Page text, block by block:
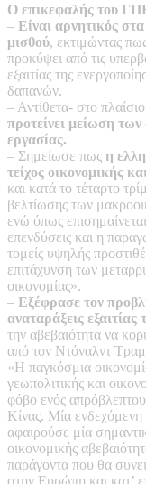
Ο επικεφαλής του
– Είναι αρνητικός
μισθού, εκτιμώντας
προκύψει από τις
εξαιτίας της
δαπανών.
– Αντίθετα- στο
προτείνει μείωση
εργασίας.
– Σημείωσε πως η
τείχος οικονομικής
και κατά το τέταρτο
βελτίωσης των
ενώ όπως
επενδύσεις και η
τομείς υψηλής
επιτάχυνση των
οικονομίας».
– Εξέφρασε τον
αναταράξεις
την αβεβαιότητα να
από τον Ντόναλντ
«Η παγκόσμια
γεωπολιτικής και
φόβο ενός
Κίνας. Μία
αφαιρούσε μία
οικονομικής
παράγοντα που θα
στην Ευρώπη και κατ’